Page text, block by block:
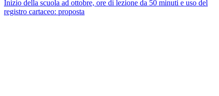
Inizio della scuola ad ottobre, ore di lezione da 50 minuti e uso del
registro cartaceo: proposta